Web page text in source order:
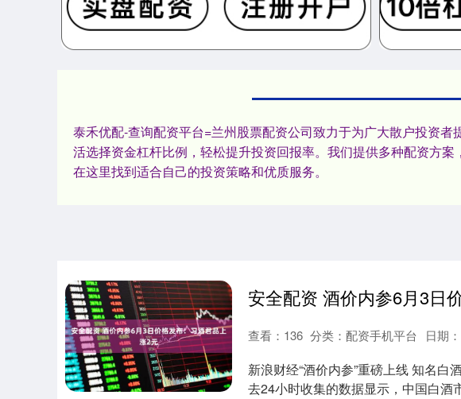
泰禾优配-查询配资平台=兰州股票配资公司致力于为广大散户投资
活选择资金杠杆比例，轻松提升投资回报率。我们提供多种配资方
在这里找到适合自己的投资策略和优质服务。
日期
查看： 136 分类： 配资手机平台
新浪财经“酒价内参”重磅上线 知名白
去24小时收集的数据显示，中国白酒